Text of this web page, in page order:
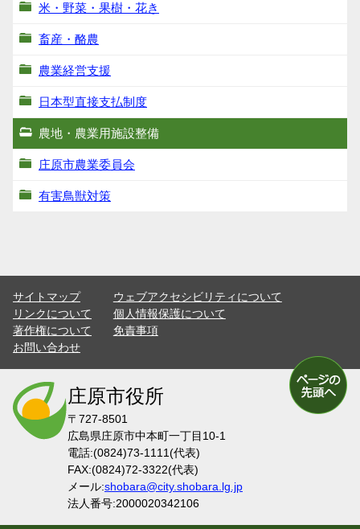
米・野菜・果樹・花き
畜産・酪農
農業経営支援
日本型直接支払制度
農地・農業用施設整備
庄原市農業委員会
有害鳥獣対策
サイトマップ
ウェブアクセシビリティについて
リンクについて
個人情報保護について
著作権について
免責事項
お問い合わせ
庄原市役所
〒727-8501
広島県庄原市中本町一丁目10-1
電話:(0824)73-1111(代表)
FAX:(0824)72-3322(代表)
メール:shobara@city.shobara.lg.jp
法人番号:2000020342106